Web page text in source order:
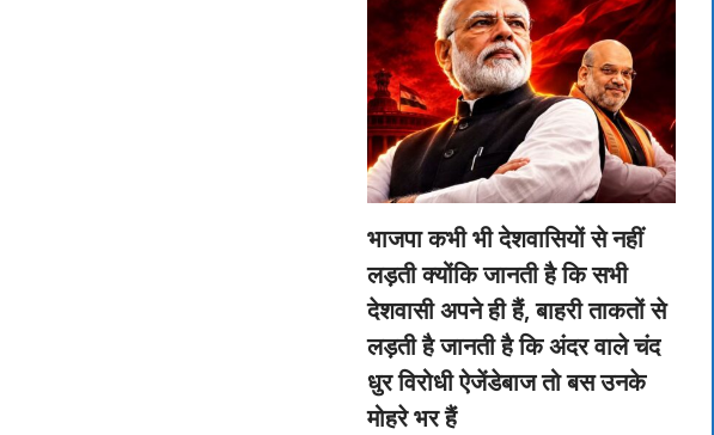
भाजपा कभी भी देशवासियों से नहीं
लड़ती क्योंकि जानती है कि सभी
देशवासी अपने ही हैं, बाहरी ताकतों से
लड़ती है जानती है कि अंदर वाले चंद
धुर विरोधी ऐजेंडेबाज तो बस उनके
मोहरे भर हैं